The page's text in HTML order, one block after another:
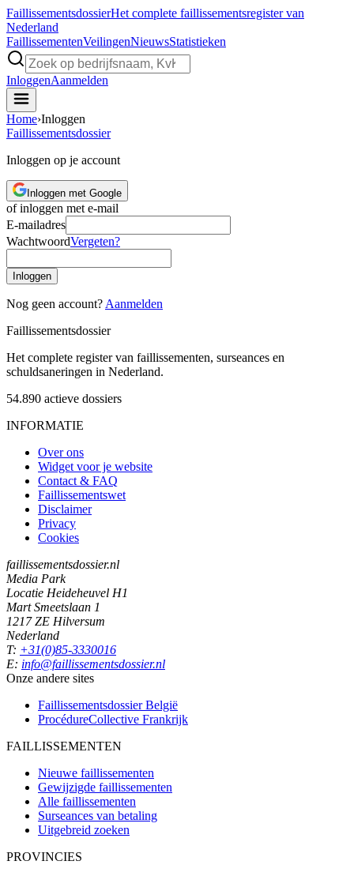
FaillissementsdossierHet complete faillissementsregister van
Nederland
FaillissementenVeilingenNieuwsStatistieken
InloggenAanmelden
Home›Inloggen
Faillissementsdossier
Inloggen op je account
Inloggen met Google
of inloggen met e-mail
E-mailadres
WachtwoordVergeten?
Inloggen
Nog geen account? Aanmelden
Faillissementsdossier
Het complete register van faillissementen, surseances en
schuldsaneringen in Nederland.
54.890 actieve dossiers
INFORMATIE
Over ons
Widget voor je website
Contact & FAQ
Faillissementswet
Disclaimer
Privacy
Cookies
faillissementsdossier.nl
Media Park
Locatie Heideheuvel H1
Mart Smeetslaan 1
1217 ZE Hilversum
Nederland
T: +31(0)85-3330016
E: info@faillissementsdossier.nl
Onze andere sites
Faillissementsdossier België
ProcédureCollective Frankrijk
FAILLISSEMENTEN
Nieuwe faillissementen
Gewijzigde faillissementen
Alle faillissementen
Surseances van betaling
Uitgebreid zoeken
PROVINCIES